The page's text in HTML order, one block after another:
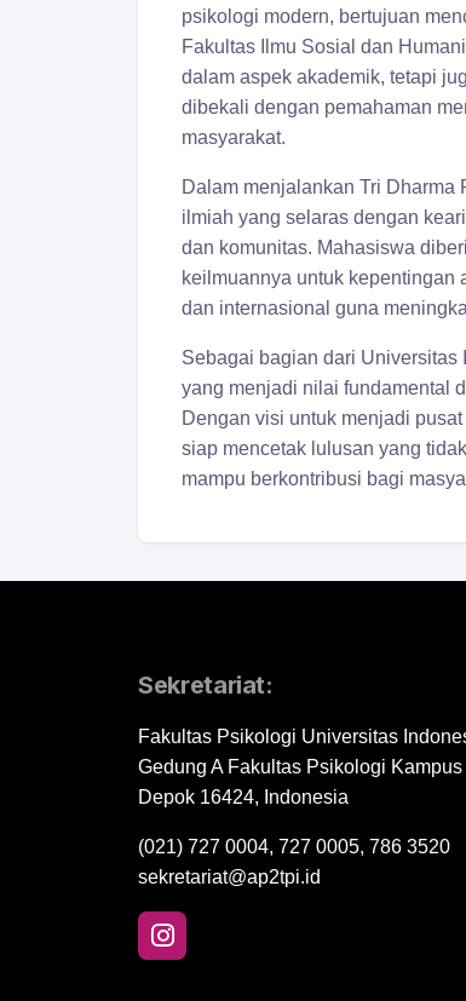
psikologi modern, bertujuan
Fakultas Ilmu Sosial dan
dalam aspek akademik, tetapi
dibekali dengan pemahaman
masyarakat.
Dalam menjalankan Tri
ilmiah yang selaras dengan
dan komunitas. Mahasiswa
keilmuannya untuk kepentingan
dan internasional guna
Sebagai bagian dari Universitas
yang menjadi nilai fundamental
Dengan visi untuk menjadi
siap mencetak lulusan yang
mampu berkontribusi bagi
Sekretariat:
Fakultas Psikologi Universitas
Gedung A Fakultas Psikologi Kampus
Depok 16424, Indonesia
(021) 727 0004, 727 0005, 786 3520
sekretariat@ap2tpi.id